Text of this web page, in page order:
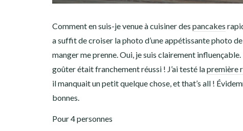
Comment en suis-je venue à cuisiner des pancakes
a suffit de croiser la photo d’une appétissante photo de
manger me prenne. Oui, je suis clairement
goûter était franchement réussi ! J’ai testé lapremière
il manquait un petit quelque chose, et that’s all !
bonnes.
Pour 4 personnes